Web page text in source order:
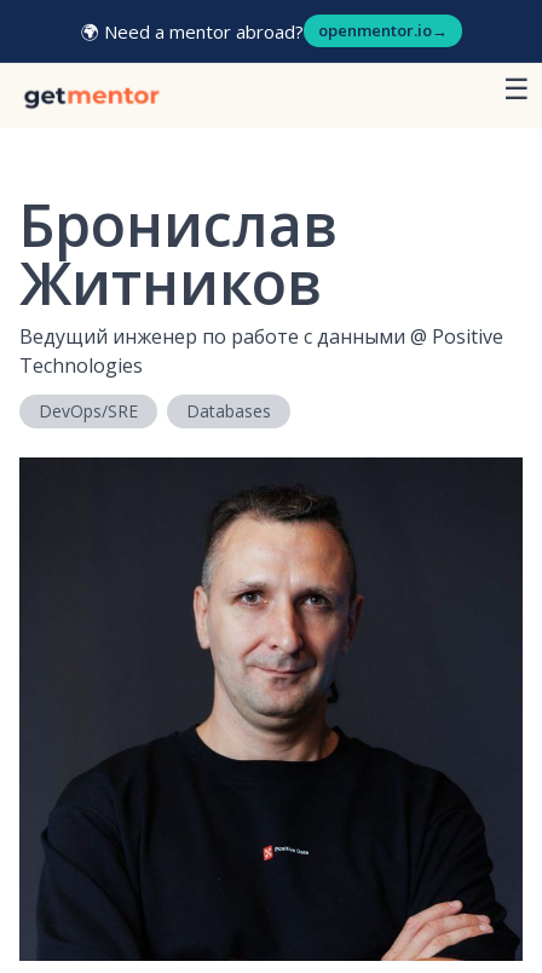
🌍 Need a mentor abroad? openmentor.io→
☰
Бронислав
Житников
Ведущий инженер по работе с данными @ Positive
Technologies
DevOps/SRE Databases